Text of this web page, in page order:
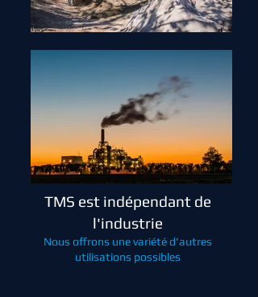
TMS est indépendant de
l'industrie
Nous offrons une variété d'autres
utilisations possibles